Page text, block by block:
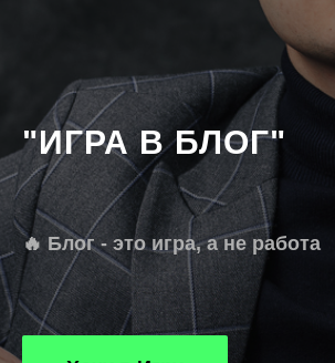
"ИГРА В БЛОГ"
🔥 Блог - это игра, а не работа